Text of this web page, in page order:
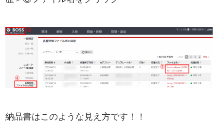
納品書はこのような見え方です！！